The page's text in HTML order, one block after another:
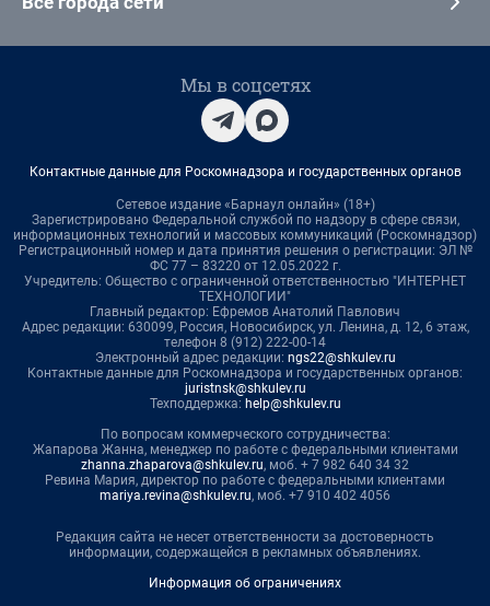
Мы в соцсетях
Контактные данные для Роскомнадзора и государственных органов
Сетевое издание «Барнаул онлайн» (18+)
Зарегистрировано Федеральной службой по надзору в сфере связи,
информационных технологий и массовых коммуникаций (Роскомнадзор)
Регистрационный номер и дата принятия решения о регистрации: ЭЛ №
ФС 77 – 83220 от 12.05.2022 г.
Учредитель: Общество с ограниченной ответственностью "ИНТЕРНЕТ
ТЕХНОЛОГИИ"
Главный редактор: Ефремов Анатолий Павлович
Адрес редакции: 630099, Россия, Новосибирск, ул. Ленина, д. 12, 6 этаж,
телефон 8 (912) 222-00-14
Электронный адрес редакции: ngs22@shkulev.ru
Контактные данные для Роскомнадзора и государственных органов:
juristnsk@shkulev.ru
Техподдержка: help@shkulev.ru
По вопросам коммерческого сотрудничества:
Жапарова Жанна, менеджер по работе с федеральными клиентами
zhanna.zhaparova@shkulev.ru, моб. + 7 982 640 34 32
Ревина Мария, директор по работе с федеральными клиентами
mariya.revina@shkulev.ru, моб. +7 910 402 4056
Редакция сайта не несет ответственности за достоверность
информации, содержащейся в рекламных объявлениях.
Информация об ограничениях